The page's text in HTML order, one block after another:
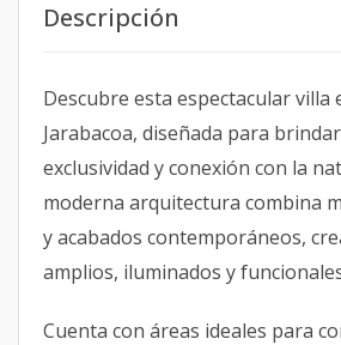
Descripción
Descubre esta espectacular villa
Jarabacoa, diseñada para
exclusividad y conexión con la
moderna arquitectura combina
y acabados contemporáneos,
amplios, iluminados y
Cuenta con áreas ideales para